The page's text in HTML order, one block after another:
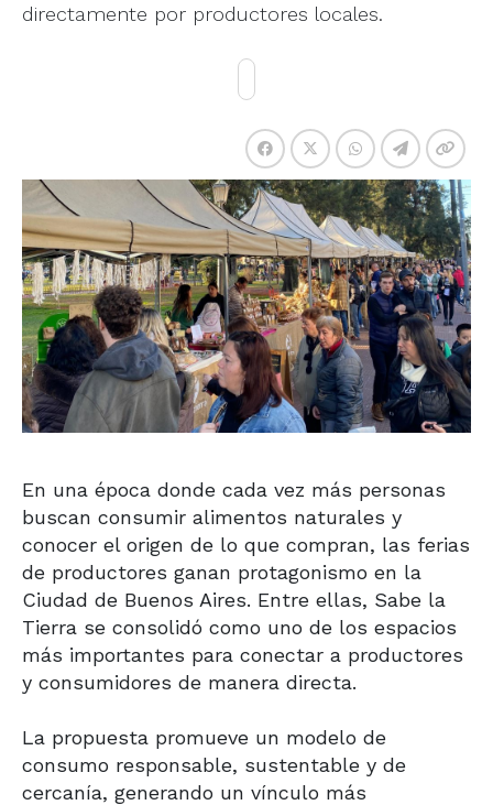
directamente por productores locales.
En una época donde cada vez más personas
buscan consumir alimentos naturales y
conocer el origen de lo que compran, las ferias
de productores ganan protagonismo en la
Ciudad de Buenos Aires. Entre ellas, Sabe la
Tierra se consolidó como uno de los espacios
más importantes para conectar a productores
y consumidores de manera directa.
La propuesta promueve un modelo de
consumo responsable, sustentable y de
cercanía, generando un vínculo más